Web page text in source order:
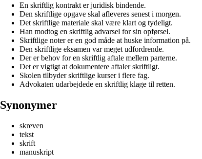
En skriftlig kontrakt er juridisk bindende.
Den skriftlige opgave skal afleveres senest i morgen.
Det skriftlige materiale skal være klart og tydeligt.
Han modtog en skriftlig advarsel for sin opførsel.
Skriftlige noter er en god måde at huske information på.
Den skriftlige eksamen var meget udfordrende.
Der er behov for en skriftlig aftale mellem parterne.
Det er vigtigt at dokumentere aftaler skriftligt.
Skolen tilbyder skriftlige kurser i flere fag.
Advokaten udarbejdede en skriftlig klage til retten.
Synonymer
skreven
tekst
skrift
manuskript